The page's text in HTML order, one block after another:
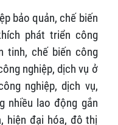
bảo quản, chế biến
phát triển công
tinh, chế biến công
nghiệp, dịch vụ ở
nghiệp, dịch vụ,
nhiều lao động gắn
hiện đại hóa, đô thị